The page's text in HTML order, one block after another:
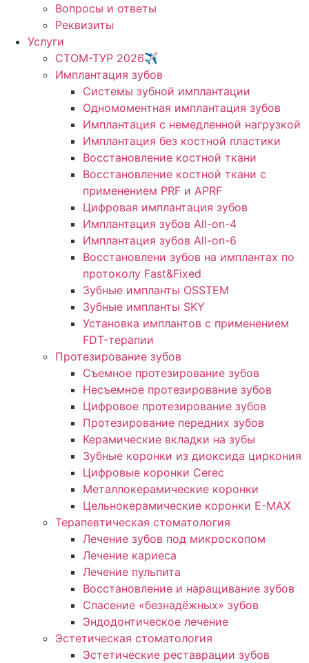
Вопросы и ответы
Реквизиты
Услуги
СТОМ-ТУР 2026✈️
Имплантация зубов
Системы зубной имплантации
Одномоментная имплантация зубов
Имплантация с немедленной нагрузкой
Имплантация без костной пластики
Восстановление костной ткани
Восстановление костной ткани с
применением PRF и APRF
Цифровая имплантация зубов
Имплантация зубов All-on-4
Имплантация зубов All-on-6
Восстановлени зубов на имплантах по
протоколу Fast&Fixed
Зубные импланты OSSTEM
Зубные импланты SKY
Установка имплантов с применением
FDT-терапии
Протезирование зубов
Съемное протезирование зубов
Несъемное протезирование зубов
Цифровое протезирование зубов
Протезирование передних зубов
Керамические вкладки на зубы
Зубные коронки из диоксида циркония
Цифровые коронки Cerec
Металлокерамические коронки
Цельнокерамические коронки E-MAX
Терапевтическая стоматология
Лечение зубов под микроскопом
Лечение кариеса
Лечение пульпита
Восстановление и наращивание зубов
Спасение «безнадёжных» зубов
Эндодонтическое лечение
Эстетическая стоматология
Эстетические реставрации зубов